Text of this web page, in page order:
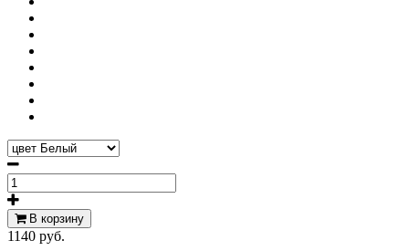
В корзину
1140 руб.